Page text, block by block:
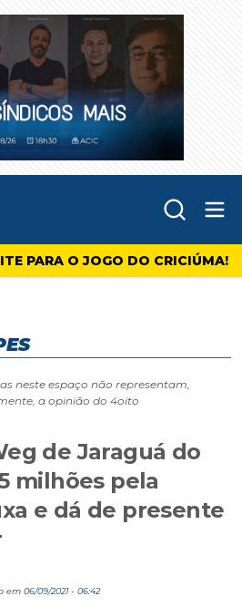
PARA O JOGO DO CRICIÚMA!
neste espaço não representam,
a opinião do 4oito
de Jaraguá do
milhões pela
e dá de presente
06/09/2021 - 06:42